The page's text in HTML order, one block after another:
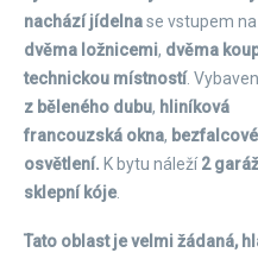
nacházíjídelnase vstupem na
dvěma ložnicemi, dvěma
technickou místností.
z běleného dubu, hliníková
francouzská okna,
osvětlení. K bytu náleží2
sklepní kóje.
Tato oblast je velmi žádaná,